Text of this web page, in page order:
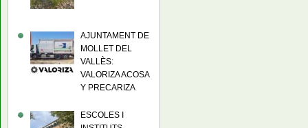
AJUNTAMENT DE
MOLLET DEL
VALLÈS:
VALORIZA ACOSA
Y PRECARIZA
ESCOLES I